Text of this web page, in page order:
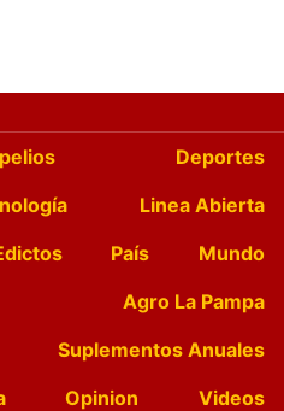
Deportes
Linea Abierta
País
Mundo
Agro La Pampa
Suplementos Anuales
Opinion
Videos